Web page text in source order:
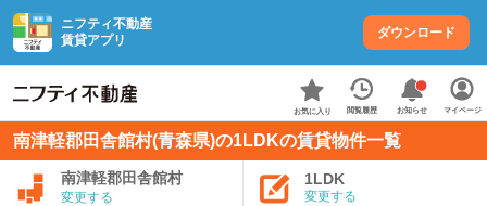
ニフティ不動産
賃貸アプリ
ダウンロード
お気に入り 閲覧履歴 お知らせ マイページ
南津軽郡田舎館村(青森県)の1LDKの賃貸物件一覧
南津軽郡田舎館村
変更する
1LDK
変更する